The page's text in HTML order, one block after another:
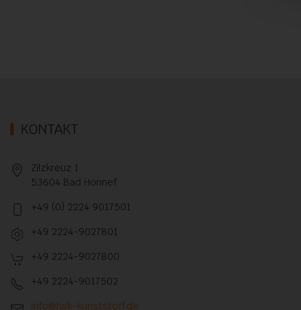
KONTAKT
Zilzkreuz 1
53604 Bad Honnef
+49 (0) 2224 9017501
+49 2224-9027801
+49 2224-9027800
+49 2224-9017502
info@hsk-kunststoff.de